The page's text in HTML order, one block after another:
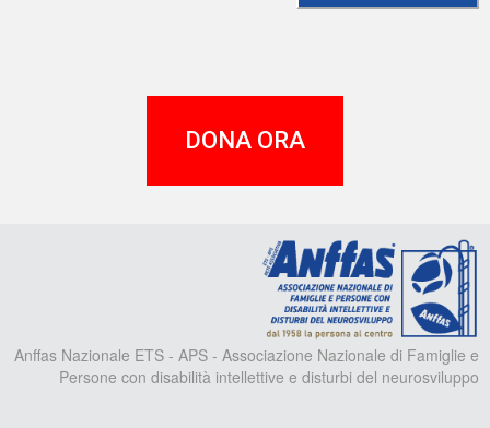
DONA ORA
Anffas Nazionale ETS - APS - Associazione Nazionale di Famiglie e
Persone con disabilità intellettive e disturbi del neurosviluppo